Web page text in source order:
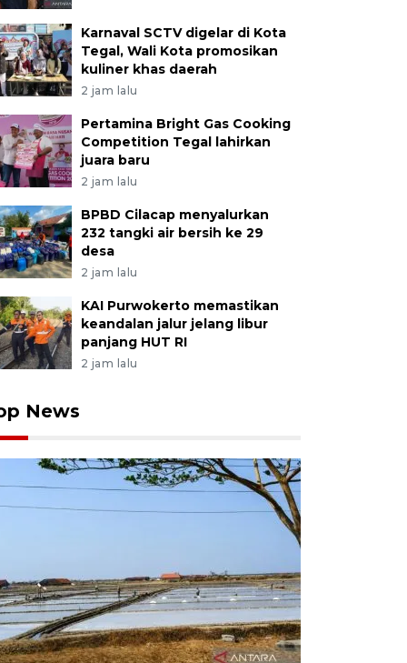
Karnaval SCTV digelar di Kota
Tegal, Wali Kota promosikan
kuliner khas daerah
2 jam lalu
Pertamina Bright Gas Cooking
Competition Tegal lahirkan
juara baru
2 jam lalu
BPBD Cilacap menyalurkan
232 tangki air bersih ke 29
desa
2 jam lalu
KAI Purwokerto memastikan
keandalan jalur jelang libur
panjang HUT RI
2 jam lalu
News